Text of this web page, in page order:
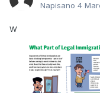
Napisano 4
W